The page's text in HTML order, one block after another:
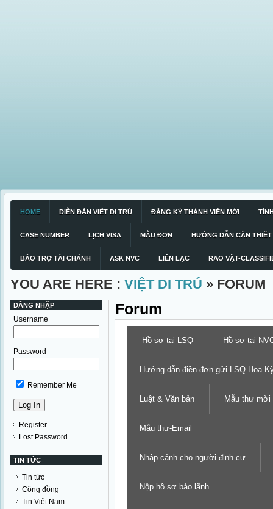
HOME DIỄN ĐÀN VIỆT DI TRÚ ĐĂNG KÝ THÀNH VIÊN MỚI
CASE NUMBER LỊCH VISA MẪU ĐƠN HƯỚNG DẪN CẦN THIẾT
BẢO TRỢ TÀI CHÁNH ASK NVC LIÊN LẠC RAO VẶT-
YOU ARE HERE : VIỆT DI TRÚ » FORUM
ĐĂNG NHẬP
Username
Password
Remember Me
Register
Lost Password
TIN TỨC
Tin tức
Cộng đồng
Tin Việt Nam
Forum
Hồ sơ tại LSQ Hồ sơ tại
Hướng dẫn điền đơn gửi LSQ Hoa
Luật & Văn bản Mẫu thư mời
Mẫu thư-Email
Nhập cảnh cho người định cư
Nộp hồ sơ bảo lãnh